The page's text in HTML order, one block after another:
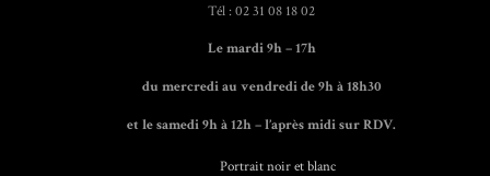
Tél : 02 31 08 18 02
Le mardi 9h – 17h
du mercredi au vendredi de 9h à 18h30
et le samedi 9h à 12h – l’après midi sur RDV.
Portrait noir et blanc